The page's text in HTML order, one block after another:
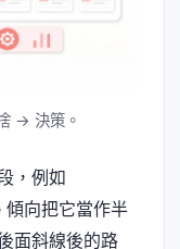
→ 決策。
，例如
傾向把它當作半
面斜線後的路